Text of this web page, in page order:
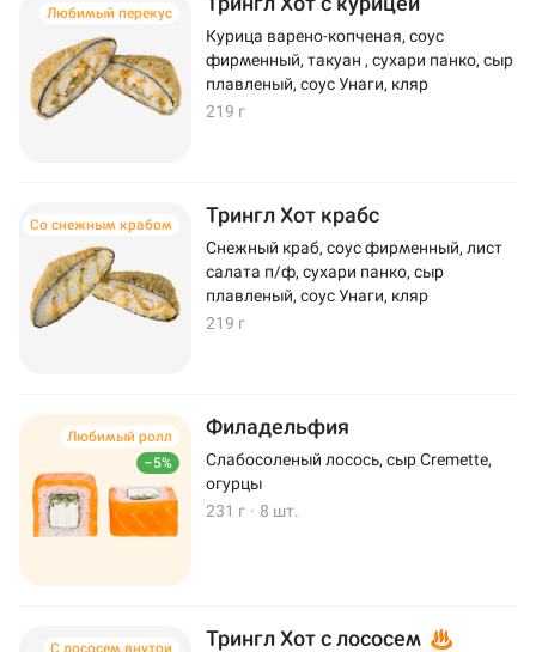
Любимый перекус
Курица варено-копченая, соус
фирменный, такуан , сухари панко, сыр
плавленый, соус Унаги, кляр
219 г
Со снежным крабом Трингл Хот крабс
Снежный краб, соус фирменный, лист
салата п/ф, сухари панко, сыр
плавленый, соус Унаги, кляр
219 г
–5%
Любимый ролл Филадельфия
Слабосоленый лосось, сыр Cremette,
огурцы
231 г · 8 шт.
С лососем внутри Трингл Хот с лососем